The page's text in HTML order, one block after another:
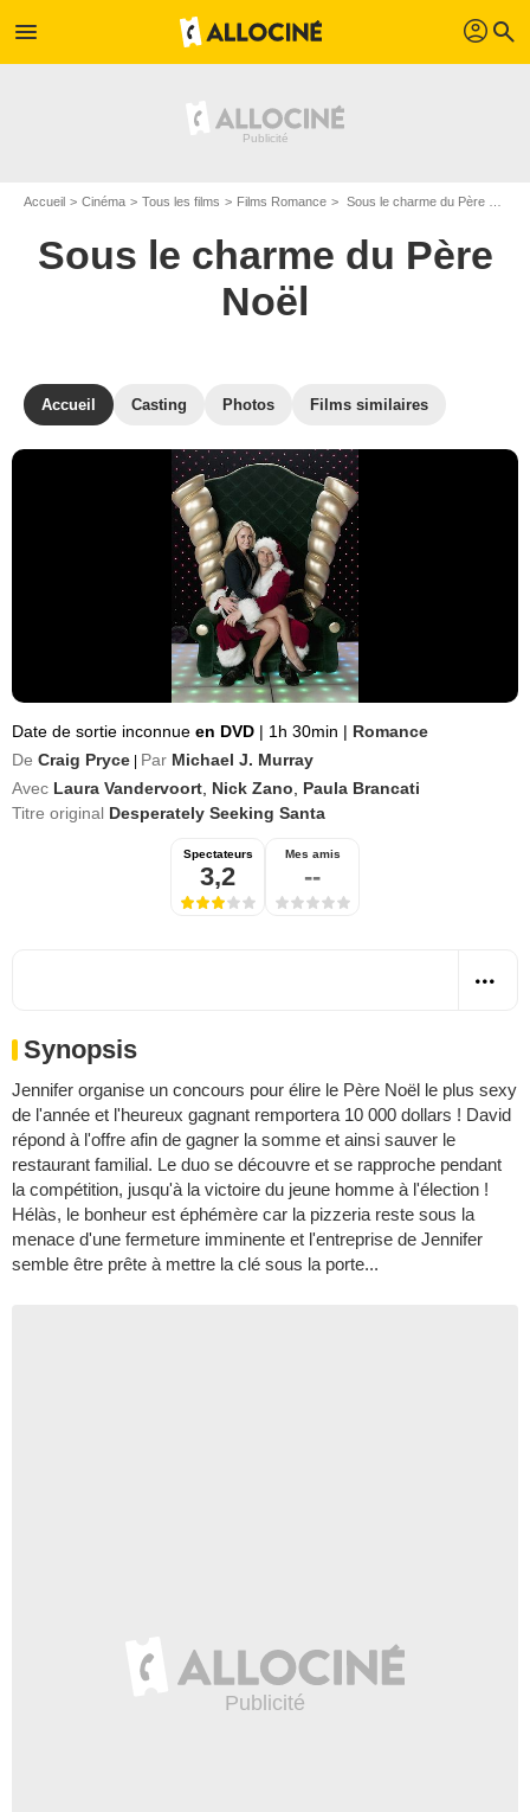
menu profil search
Accueil Cinéma Tous les films Films Romance Sous le charme du Père Noël de Craig Pryce
Sous le charme du Père
Noël
Accueil Casting Photos Films similaires
Date de sortie inconnue en DVD | 1h 30min | Romance
De Craig Pryce Par Michael J. Murray
Avec Laura Vandervoort Nick Zano
Paula Brancati
Titre original Desperately Seeking Santa
Spectateurs
3,2
Mes amis
--
Synopsis
Jennifer organise un concours pour élire le Père Noël le plus sexy
de l'année et l'heureux gagnant remportera 10 000 dollars ! David
répond à l'offre afin de gagner la somme et ainsi sauver le
restaurant familial. Le duo se découvre et se rapproche pendant
la compétition, jusqu'à la victoire du jeune homme à l'élection !
Hélàs, le bonheur est éphémère car la pizzeria reste sous la
menace d'une fermeture imminente et l'entreprise de Jennifer
semble être prête à mettre la clé sous la porte...